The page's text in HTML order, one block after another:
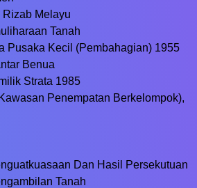
Rizab Melayu
Tanah
Pusaka Kecil (Pembahagian) 1955
Benua
Strata 1985
Penempatan Berkelompok),
Dan Hasil Persekutuan
Tanah